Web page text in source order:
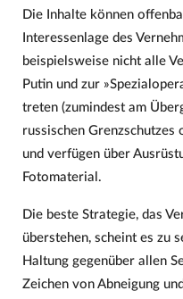
Die Inhalte können
Interessenlage des
beispielsweise nicht alle
Putin und zur
treten (zumindest am
russischen Grenzschutzes
und verfügen über
Fotomaterial.
Die beste Strategie, das
überstehen, scheint es zu
Haltung gegenüber allen
Zeichen von Abneigung